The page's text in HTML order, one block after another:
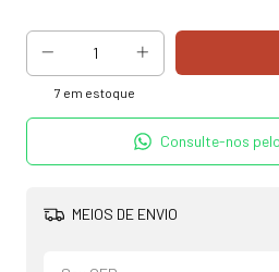
7 em estoque
Consulte-nos
MEIOS DE ENVIO